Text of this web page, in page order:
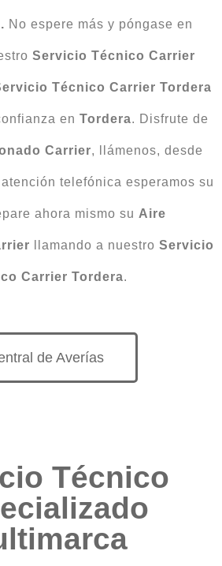
No espere más y póngase en
Servicio Técnico Carrier
Técnico Carrier Tordera
en Tordera. Disfrute de
Carrier, llámenos, desde
telefónica esperamos su
ahora mismo su Aire
llamando a nuestro Servicio
Carrier Tordera.
de Averías
Técnico